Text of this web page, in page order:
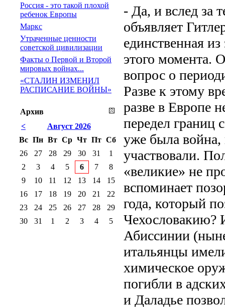
- Да, и вслед за
объявляет
единственная
этого момента.
вопрос о
Разве к этому
разве в Европе
передел
уже была
участвовали.
«великие» не
вспоминает
года, который
Чехословакию?
Абиссинии
итальянцы
химическое
погибли в
и Даладье
Россия - это такой плохой
ребенок Европы
Маркс
Утраченные ценности
советской цивилизации
Факты о Первой и Второй
мировых войнах...
«СТАЛИН ИЗМЕНИЛ
РАСПИСАНИЕ ВОЙНЫ»
Архив
<
Август 2026
Вс Пн Вт Ср Чт Пт Сб
26
27 28 29 30 31
1
2
3 4 5 6 7
8
9
10 11 12 13 14
15
16
17 18 19 20 21
22
23
24 25 26 27 28
29
30
31 1 2 3 4 5